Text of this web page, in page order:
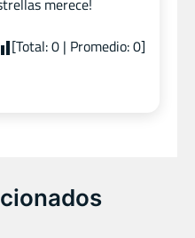
merece!
[Total:0| Promedio:0]